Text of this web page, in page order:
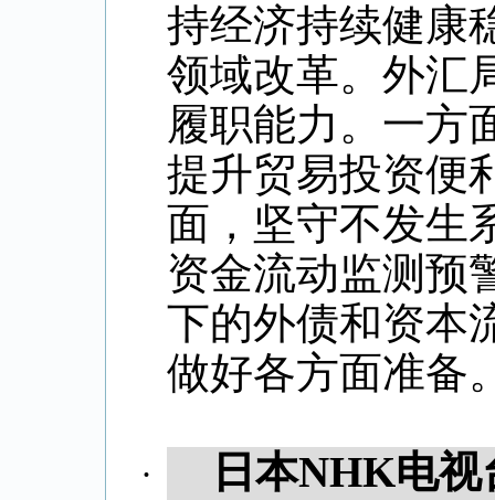
持经济持续健康
领域改革。外汇
履职能力。一方
提升贸易投资便
面，坚守不发生
资金流动监测预
下的外债和资本
做好各方面准备
· 日本NHK电视